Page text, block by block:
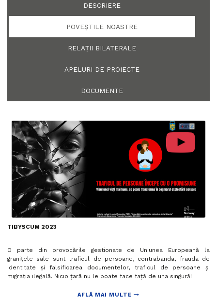
DESCRIERE
POVEȘTILE NOASTRE
RELAȚII BILATERALE
APELURI DE PROIECTE
DOCUMENTE
TIBYSCUM 2023
O parte din provocările gestionate de Uniunea Europeană la
granițele sale sunt traficul de persoane, contrabanda, frauda de
identitate și falsificarea documentelor, traficul de persoane și
migrația ilegală. Nicio țară nu le poate face față de una singură!
AFLĂ MAI MULTE